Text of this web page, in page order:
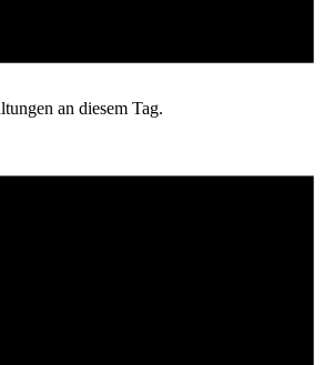
an diesem Tag.